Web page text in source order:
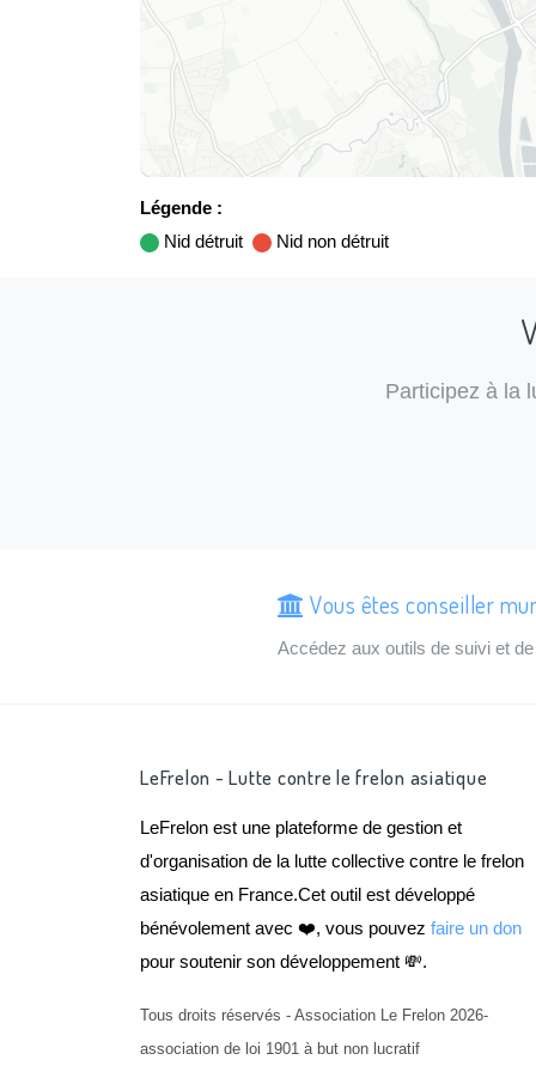
Légende :
Nid détruit
Nid non détruit
Participez à la
Vous êtes conseiller
Accédez aux outils de suivi et
LeFrelon - Lutte contre le frelon asiatique
LeFrelon est une plateforme de gestion et
d'organisation de la lutte collective contre le frelon
asiatique en France.Cet outil est développé
bénévolement avec ❤️, vous pouvez faire un don
pour soutenir son développement 💸.
Tous droits réservés - Association Le Frelon 2026-
association de loi 1901 à but non lucratif